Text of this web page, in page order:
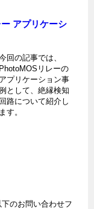
アプリケーシ
回の記事では、
PhotoMOSリレーの
アプリケーション事
として、絶縁検知
回路について紹介し
ます。
のお問い合わせフ